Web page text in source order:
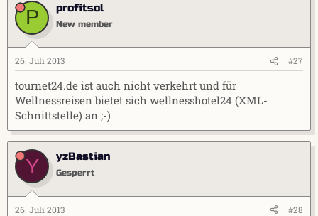
P profitsol
New member
26. Juli 2013 #27
tournet24.de ist auch nicht verkehrt und für
Wellnessreisen bietet sich wellnesshotel24 (XML-
Schnittstelle) an ;-)
Y yzBastian
Gesperrt
26. Juli 2013 #28